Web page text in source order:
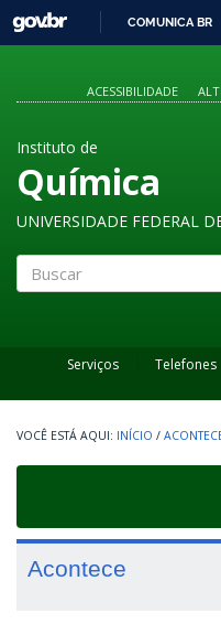
GOVBR
COMUNICA BR
ACESSIBILIDADE
Instituto de
Química
UNIVERSIDADE FEDERAL
Serviços Telefones
INÍCIO /
Acontece